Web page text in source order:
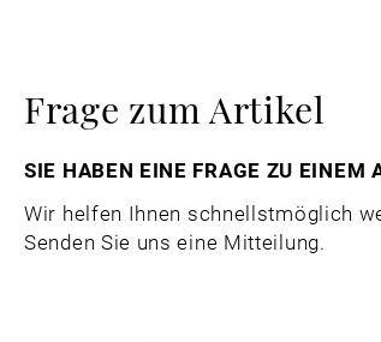
Frage zum Artikel
SIE HABEN EINE FRAGE ZU EINEM
Wir helfen Ihnen schnellstmöglich
Senden Sie uns eine Mitteilung.